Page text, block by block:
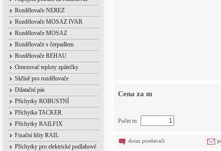
Rozdělovače NEREZ
Rozdělovače MOSAZ IVAR
Rozdělovače MOSAZ
Rozdělovače s čerpadlem
Rozdělovače REHAU
Omezovač teploty zpátečky
Skříně pro rozdělovače
Dilatační pás
Příchytky ROBUSTNÍ
Příchytka TACKER
Příchytky RAILFIX
Fixační lišty RAIL
Příchytky pro elektrické podlahové
Cena za m
Počet m
dotaz prodavači